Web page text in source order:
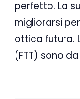
perfetto. La
migliorarsi
ottica futura.
(FTT) sono